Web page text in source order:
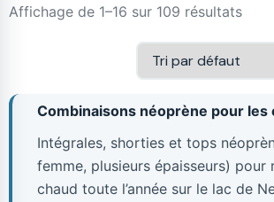
Affichage de 1–16 sur 109 résultats
Combinaisons néoprène pour les
Intégrales, shorties et tops
femme, plusieurs épaisseurs) pour
chaud toute l’année sur le lac de